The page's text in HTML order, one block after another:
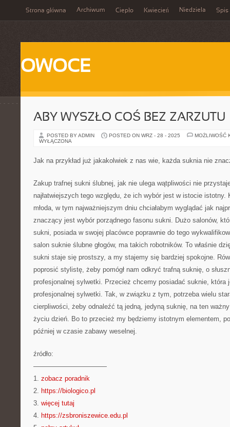
Strona główna Archiwum Ciepło Kwiecień Niedziela Spis
OWOCE
ABY WYSZŁO COŚ BEZ ZARZUTU
POSTED BY ADMIN POSTED ON WRZ - 28 - 2025
MOŻLIWOŚĆ
WYŁĄCZONA
Jak na przykład już jakakolwiek z nas wie, każda suknia nie
Zakup trafnej sukni ślubnej, jak nie ulega wątpliwości nie
najłatwiejszych tego względu, że ich wybór jest w istocie istotny.
młoda, w tym najważniejszym dniu chciałabym wyglądać jak
znaczący jest wybór porządnego fasonu sukni. Dużo salonów,
sukni, posiada w swojej placówce poprawnie do tego
salon suknie ślubne głogów, ma takich robotników. To właśnie
sukni staje się prostszy, a my stajemy się bardziej spokojne.
poprosić stylistę, żeby pomógł nam odkryć trafną suknię, o
profesjonalnej sylwetki. Przecież chcemy posiadać suknie, która
profesjonalnej sylwetki. Tak, w związku z tym, potrzeba wielu
cierpliwości, żeby odnaleźć tą jedną, jedyną suknię, na ten
życiu dzień. Bo to przecież my będziemy istotnym elementem,
później w czasie zabawy weselnej.
źródło:
———————————
1. zobacz poradnik
2. https://biologico.pl
3. więcej tutaj
4. https://zsbroniszewice.edu.pl